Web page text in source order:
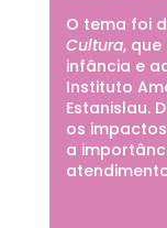
O tema foi
Cultura,
infância e
Instituto
Estanislau.
os
a